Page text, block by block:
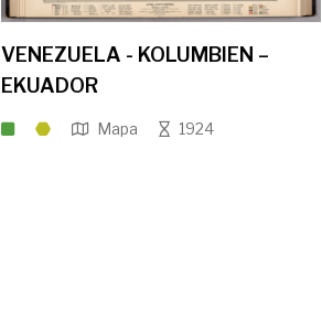
VENEZUELA - KOLUMBIEN –
EKUADOR
Mapa 1924